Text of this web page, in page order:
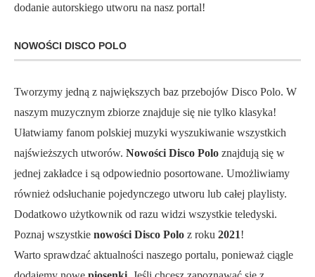
dodanie autorskiego utworu na nasz portal!
NOWOŚCI DISCO POLO
Tworzymy jedną z największych baz przebojów Disco Polo. W
naszym muzycznym zbiorze znajduje się nie tylko klasyka!
Ułatwiamy fanom polskiej muzyki wyszukiwanie wszystkich
najświeższych utworów. Nowości Disco Polo znajdują się w
jednej zakładce i są odpowiednio posortowane. Umożliwiamy
również odsłuchanie pojedynczego utworu lub całej playlisty.
Dodatkowo użytkownik od razu widzi wszystkie teledyski.
Poznaj wszystkie nowości Disco Polo z roku 2021!
Warto sprawdzać aktualności naszego portalu, ponieważ ciągle